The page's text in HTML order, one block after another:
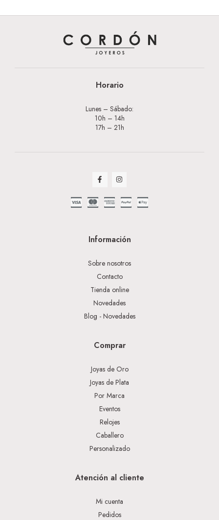
Horario
Lunes – Sábado:
10h – 14h
17h – 21h
Información
Sobre nosotros
Contacto
Tienda online
Novedades
Blog - Novedades
Comprar
Joyas de Oro
Joyas de Plata
Por Marca
Eventos
Relojes
Caballero
Personalizado
Atención al cliente
Mi cuenta
Pedidos